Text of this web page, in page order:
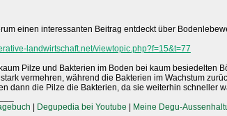
einen interessanten Beitrag entdeckt über
landwirtschaft.net/viewtopic.php?f=15&t=77
Pilze und Bakterien im Boden bei kaum besiedelten
vermehren, während die Bakterien im Wachstum
dann die Pilze die Bakterien, da sie weiterhin schneller
Degupedia bei Youtube Meine Degu-